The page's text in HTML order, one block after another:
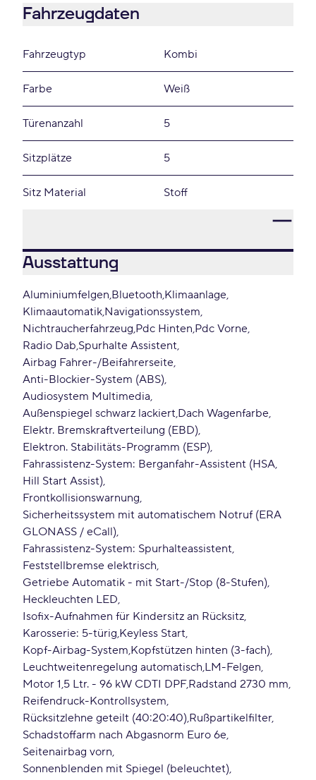
Fahrzeugdaten
Fahrzeugtyp Kombi
Farbe Weiß
Türenanzahl 5
Sitzplätze 5
Sitz Material Stoff
Ausstattung
Aluminiumfelgen Bluetooth Klimaanlage
Klimaautomatik Navigationssystem
Nichtraucherfahrzeug Pdc Hinten Pdc Vorne
Radio Dab Spurhalte Assistent
Airbag Fahrer-/Beifahrerseite
Anti-Blockier-System (ABS)
Audiosystem Multimedia
Außenspiegel schwarz lackiert Dach Wagenfarbe
Elektr. Bremskraftverteilung (EBD)
Elektron. Stabilitäts-Programm (ESP)
Fahrassistenz-System: Berganfahr-Assistent (HSA,
Hill Start Assist)
Frontkollisionswarnung
Sicherheitssystem mit automatischem Notruf (ERA
GLONASS / eCall)
Fahrassistenz-System: Spurhalteassistent
Feststellbremse elektrisch
Getriebe Automatik - mit Start-/Stop (8-Stufen)
Heckleuchten LED
Isofix-Aufnahmen für Kindersitz an Rücksitz
Karosserie: 5-türig Keyless Start
Kopf-Airbag-System Kopfstützen hinten (3-fach)
Leuchtweitenregelung automatisch LM-Felgen
Motor 1,5 Ltr. - 96 kW CDTI DPF Radstand 2730 mm
Reifendruck-Kontrollsystem
Rücksitzlehne geteilt (40:20:40) Rußpartikelfilter
Schadstoffarm nach Abgasnorm Euro 6e
Seitenairbag vorn
Sonnenblenden mit Spiegel (beleuchtet)